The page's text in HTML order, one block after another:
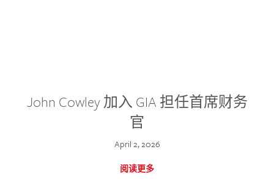
John Cowley 加入 GIA 担任首席财务
官
April 2, 2026
阅读更多